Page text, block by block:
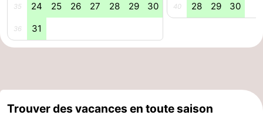
Médicales
Zeeland
35 24 25 26 27 28 29 30
36 31
40 28 29 30
Trouver des vacances en toute saison